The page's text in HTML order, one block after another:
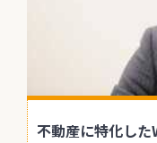
不動産に特化し